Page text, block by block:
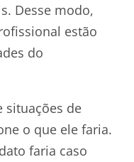
Desse modo,
estão
do
situações de
o que ele faria.
faria caso